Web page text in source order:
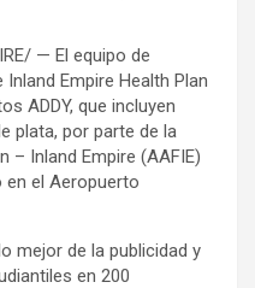
— El equipo de
Empire Health Plan
ADDY, que incluyen
plata, por parte de la
– Inland Empire (AAFIE)
en el Aeropuerto
mejor de la publicidad y
en 200